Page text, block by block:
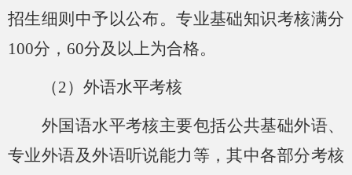
招生细则中予以公布。专业基础知识考核满分
100分，60分及以上为合格。
（2） 外语水平考核
外国语水平考核主要包括公共基础外语、
专业外语及外语听说能力等，其中各部分考核